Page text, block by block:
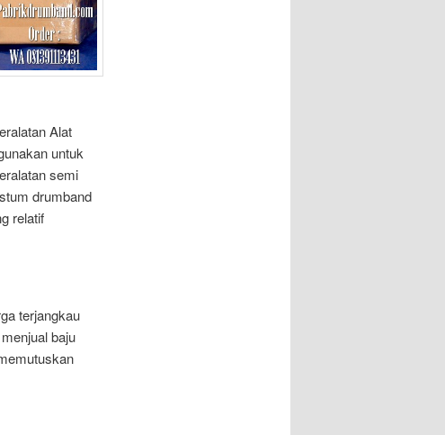
Alat
untuk
semi
drumband
relatif
terjangkau
baju